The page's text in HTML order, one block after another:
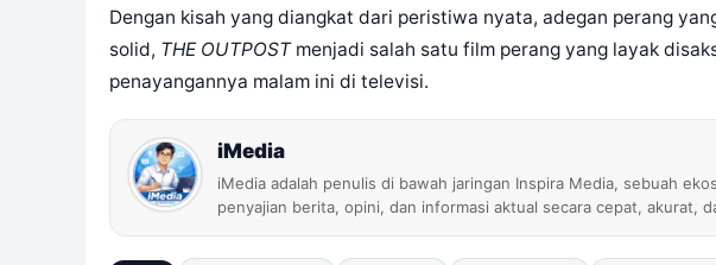
Dengan kisah yang diangkat dari peristiwa nyata, adegan perang
solid, THE OUTPOSTmenjadi salah satu film perang yang layak
penayangannya malam ini di televisi.
iMedia
iMedia adalah penulis di bawah jaringan Inspira Media, sebuah
penyajian berita, opini, dan informasi aktual secara cepat, akurat,